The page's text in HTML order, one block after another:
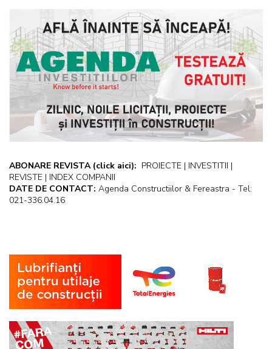
ABONARE REVISTA (click aici): PROIECTE | INVESTITII |
REVISTE | INDEX COMPANII
DATE DE CONTACT: Agenda Constructiilor & Fereastra - Tel:
021-336.04.16